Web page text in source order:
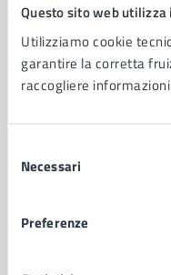
Questo sito web utilizza
Utilizziamo cookie
garantire la corretta
raccogliere
delNecessari
Preferenze
Enti e fondazioni
Politici
Personale amministrativo
Documenti e dati
CATEGORIE DI SERVIZIO
Anagrafe e stato civile
Autorizzazioni